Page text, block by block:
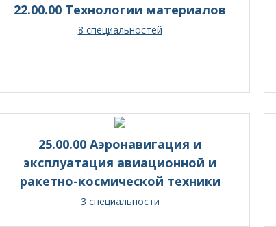
22.00.00 Технологии материалов
8 специальностей
25.00.00 Аэронавигация и
эксплуатация авиационной и
ракетно-космической техники
3 специальности